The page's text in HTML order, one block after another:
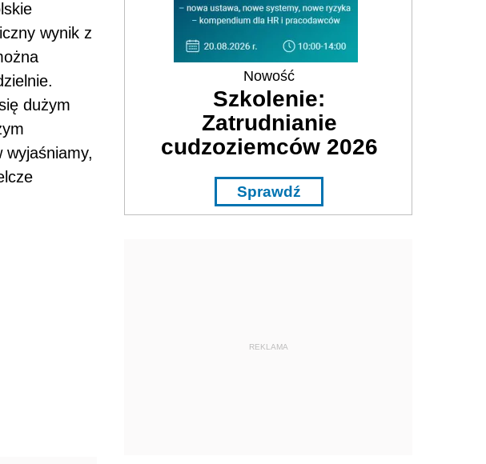
wynik z
dużym
Nowość
Szkolenie:
Zatrudnianie
cudzoziemców 2026
Sprawdź
REKLAMA